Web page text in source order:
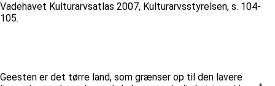
Vadehavet Kulturarvsatlas 2007, Kulturarvsstyrelsen, s. 104-
105.
Geesten er det tørre land, som grænser op til den lavere